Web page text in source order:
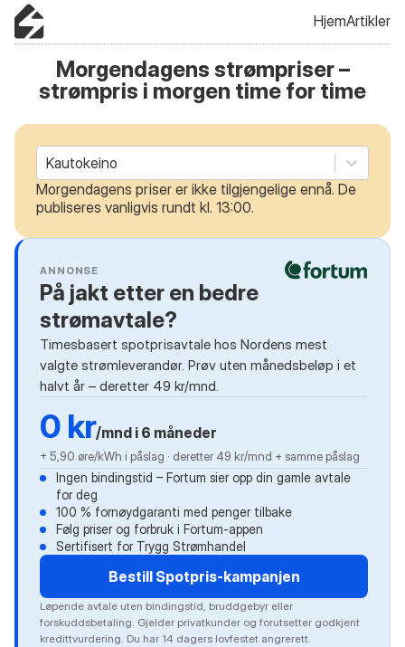
HjemArtikler
Morgendagens strømpriser –
strømpris i morgen time for time
Kautokeino
Morgendagens priser er ikke tilgjengelige ennå. De
publiseres vanligvis rundt kl. 13:00.
ANNONSE
På jakt etter en bedre
strømavtale?
Timesbasert spotprisavtale hos Nordens mest
valgte strømleverandør. Prøv uten månedsbeløp i et
halvt år – deretter 49 kr/mnd.
0 kr/mnd i 6 måneder
+ 5,90 øre/kWh i påslag · deretter 49 kr/mnd + samme påslag
Ingen bindingstid – Fortum sier opp din gamle avtale
for deg
100 % fornøydgaranti med penger tilbake
Følg priser og forbruk i Fortum-appen
Sertifisert for Trygg Strømhandel
Bestill Spotpris-kampanjen
Løpende avtale uten bindingstid, bruddgebyr eller
forskuddsbetaling. Gjelder privatkunder og forutsetter godkjent
kredittvurdering. Du har 14 dagers lovfestet angrerett.